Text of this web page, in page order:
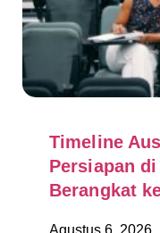
Timeline
Persiapan
Berangkat
Agustus 6, 2026